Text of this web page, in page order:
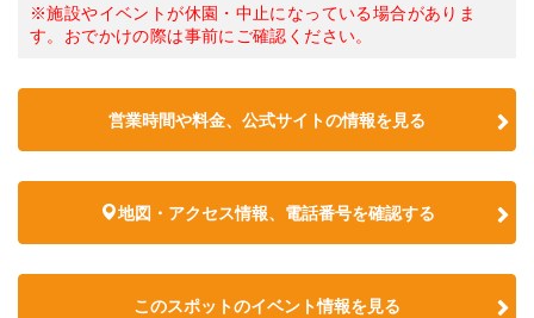
※施設やイベントが休園・中止になっている場合がありま
す。おでかけの際は事前にご確認ください。
営業時間や料金、公式サイトの情報を見る
地図・アクセス情報、電話番号を確認する
このスポットのイベント情報を見る